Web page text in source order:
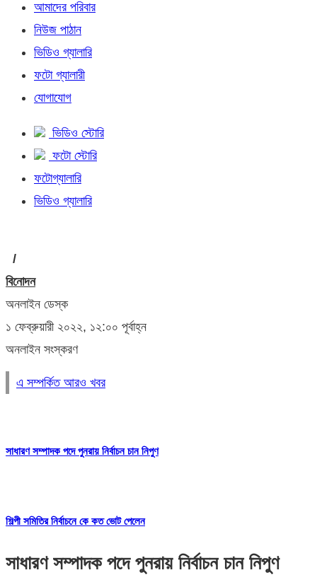
আমাদের পরিবার
নিউজ পাঠান
ভিডিও গ্যালারি
ফটো গ্যালারী
যোগাযোগ
ভিডিও স্টোরি
ফটো স্টোরি
ফটোগ্যালারি
ভিডিও গ্যালারি
/
বিনোদন
অনলাইন ডেস্ক
১ ফেব্রুয়ারী ২০২২, ১২:০০ পূর্বাহ্ন
অনলাইন সংস্করণ
এ সম্পর্কিত আরও খবর
সাধারণ সম্পাদক পদে পুনরায় নির্বাচন চান নিপুণ
শিল্পী সমিতির নির্বাচনে কে কত ভোট পেলেন
সাধারণ সম্পাদক পদে পুনরায় নির্বাচন চান নিপুণ